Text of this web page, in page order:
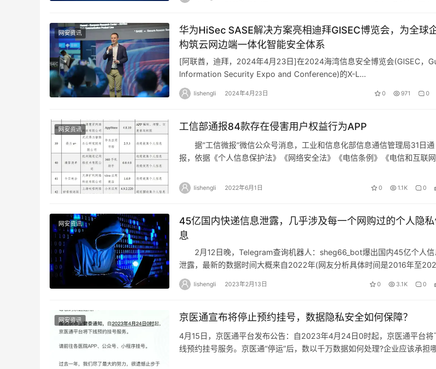
网安资讯
华为HiSec SASE解决方案亮相迪拜GISEC博览会，为全球
构筑云网边端一体化智能安全体系
[阿联酋，迪拜，2024年4月23日]在2024海湾信息安全博览会(GISEC，
Information Security Expo and Conference)的X-L…
lishengli 2024年4月23日 0 971 0
网安资讯 工信部通报84款存在侵害用户权益行为APP
据“工信微报”微信公众号消息，工业和信息化部信息通信管理局31日通
报，依据《个人信息保护法》《网络安全法》《电信条例》《电信和互联网
lishengli 2022年6月1日 0 1.1K 0
网安资讯
45亿国内快递信息泄露，几乎涉及每一个网购过的个人隐
息
2月12日晚，Telegram查询机器人：sheg66_bot爆出国内45亿个人信
泄露，最新的数据时间大概来自2022年(网友分析具体时间是2016年至
年)，也就是近…
lishengli 2023年2月13日 0 3.1K 0
网安资讯 京医通宣布将停止预约挂号，数据隐私安全如何保障？
4月15日，京医通平台发布公告：自2023年4月24日0时起，京医通平台将
线预约挂号服务。京医通“停运”后，数以千万数据如何处理?企业应该承担